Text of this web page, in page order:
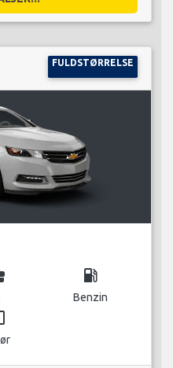
FULDSTØRRELSE
local_gas_station
Benzin